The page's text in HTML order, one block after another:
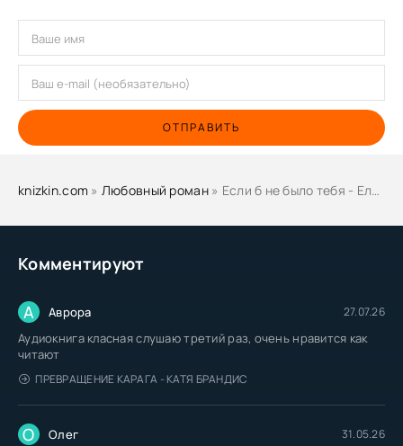
Комментируют
А Аврора 27.07.26
Аудиокнига класная слушаю третий раз, очень нравится как
читают
ПРЕВРАЩЕНИЕ КАРАГА - КАТЯ БРАНДИС
О Олег 31.05.26
ОТПРАВИТЬ
knizkin.com » Любовный роман» Если б не было тебя - Елена Сотникова